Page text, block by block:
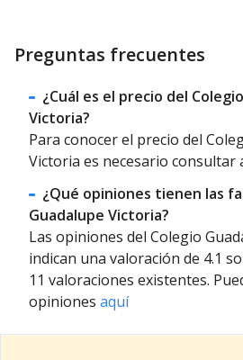
Preguntas frecuentes
¿Cuál es el precio del
Victoria?
Para conocer el precio del
Victoria es necesario consultar
¿Qué opiniones tienen las
Guadalupe Victoria?
Las opiniones del Colegio
indican una valoración de 4.1
11 valoraciones existentes.
opiniones aquí